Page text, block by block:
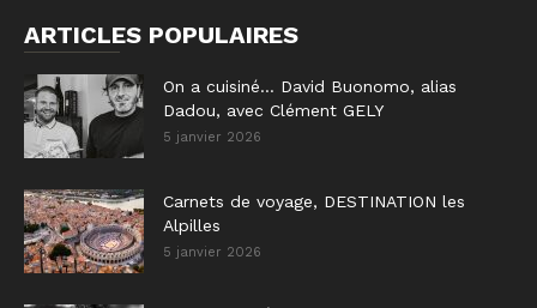
ARTICLES POPULAIRES
On a cuisiné… David Buonomo, alias
Dadou, avec Clément GELY
5 janvier 2026
Carnets de voyage, DESTINATION les
Alpilles
5 janvier 2026